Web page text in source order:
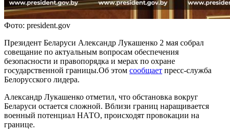
Фото: president.gov
Президент Беларуси Александр Лукашенко 2 мая собрал
совещание по актуальным вопросам обеспечения
безопасности и правопорядка и мерах по охране
государственной границы.Об этом сообщает пресс-служба
Белорусского лидера.
Александр Лукашенко отметил, что обстановка вокруг
Беларуси остается сложной. Вблизи границ наращивается
военный потенциал НАТО, происходят провокации на
границе.